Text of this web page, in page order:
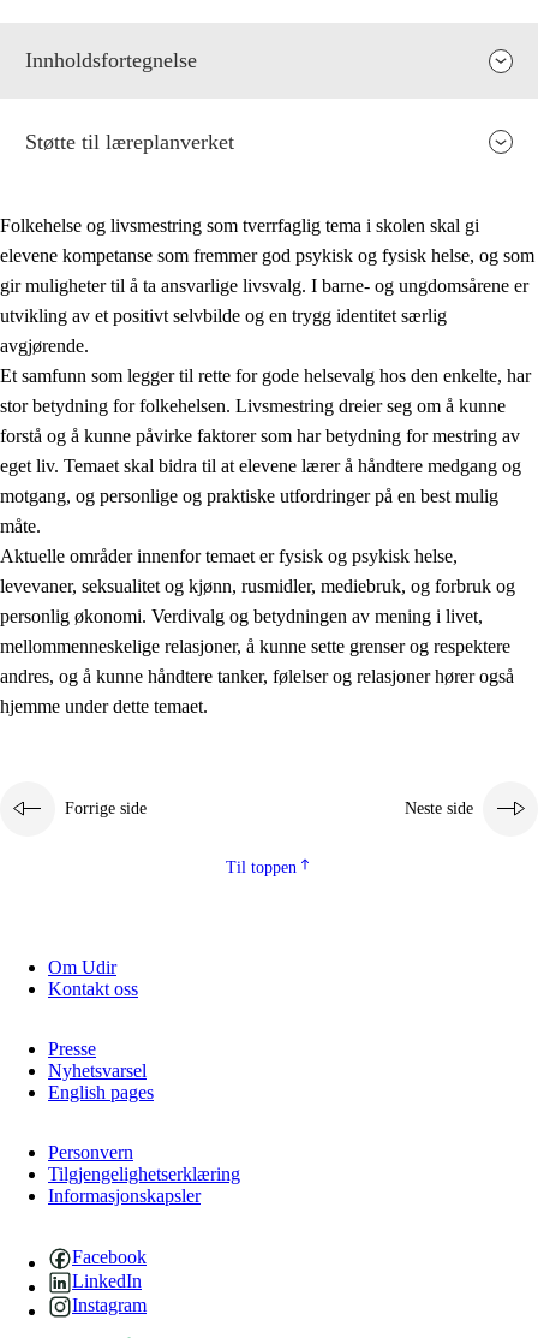
Innholdsfortegnelse
2. Prinsipper for læring, utvikling og danning
2.1 Sosial læring og utvikling
2.2 Kompetanse i fagene
2.3 Grunnleggende ferdigheter
2.4 Å lære å lære
Tverrfaglige temaer
2.5.2 Demokrati og medborgerskap
Bærekraftig utvikling
Støtte til læreplanverket
Folkehelse og livsmestring som tverrfaglig tema i skolen skal gi
elevene kompetanse som fremmer god psykisk og fysisk helse, og som
gir muligheter til å ta ansvarlige livsvalg. I barne- og ungdomsårene er
utvikling av et positivt selvbilde og en trygg identitet særlig
avgjørende.
Et samfunn som legger til rette for gode helsevalg hos den enkelte, har
stor betydning for folkehelsen. Livsmestring dreier seg om å kunne
forstå og å kunne påvirke faktorer som har betydning for mestring av
eget liv. Temaet skal bidra til at elevene lærer å håndtere medgang og
motgang, og personlige og praktiske utfordringer på en best mulig
måte.
Aktuelle områder innenfor temaet er fysisk og psykisk helse,
levevaner, seksualitet og kjønn, rusmidler, mediebruk, og forbruk og
personlig økonomi. Verdivalg og betydningen av mening i livet,
mellommenneskelige relasjoner, å kunne sette grenser og respektere
andres, og å kunne håndtere tanker, følelser og relasjoner hører også
hjemme under dette temaet.
Forrige side Neste side
Til toppen
Om Udir
Kontakt oss
Presse
Nyhetsvarsel
English pages
Personvern
Tilgjengelighetserklæring
Informasjonskapsler
Facebook
LinkedIn
Instagram